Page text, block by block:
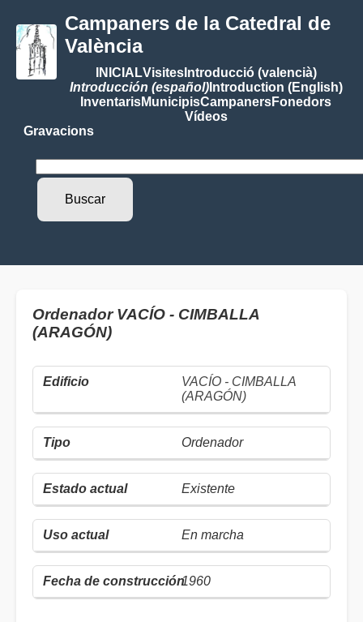
Campaners de la Catedral de
València
INICIALVisitesIntroducció (valencià)
Introducción (español)Introduction (English)
InventarisMunicipisCampanersFonedors
Vídeos
Gravacions
Ordenador VACÍO - CIMBALLA
(ARAGÓN)
VACÍO - CIMBALLA
(ARAGÓN)
Ordenador
Existente
En marcha
1960